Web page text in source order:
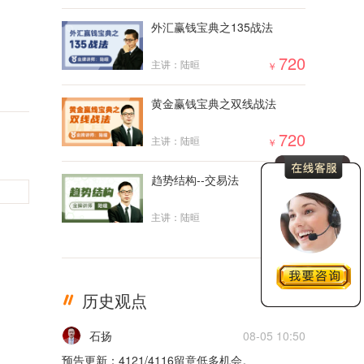
15m 限时免费
一买公开课
10m 限时免费
一买公开课
外汇赢钱宝典之135战法
主讲：陆晅 ￥ 720
黄金赢钱宝典之双线战法
主讲：陆晅 ￥ 720
趋势结构--交易法
主讲：陆晅 2000
历史观点
石扬
08-05 10:50
预告更新：4121/4116留意低多机会。